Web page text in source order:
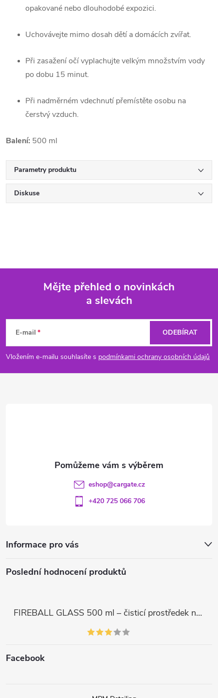
opakované nebo dlouhodobé expozici.
Uchovávejte mimo dosah dětí a domácích zvířat.
Při zasažení očí vyplachujte velkým množstvím vody
po dobu 15 minut.
Při nadměrném vdechnutí přemístěte osobu na
čerstvý vzduch.
Balení: 500 ml
Parametry produktu
Diskuse
p
a
Mějte přehled o novinkách
a slevách
E-mail
Vložením e-mailu souhlasíte s podmínkami ochrany osobních údajů
ODEBÍRAT
Informace pro vás
Poslední hodnocení produktů
FIREBALL GLASS 500 ml – čisticí prostředek na skla a LCD displeje
eshop@cargate.cz
+420 725 066 706
Facebook